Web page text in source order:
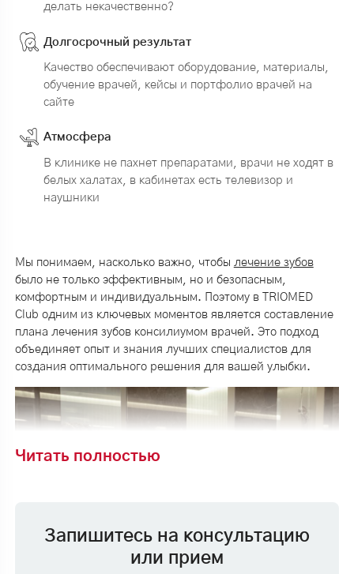
делать некачественно?
Долгосрочный результат
Качество обеспечивают оборудование, материалы,
обучение врачей, кейсы и портфолио врачей на
сайте
Атмосфера
В клинике не пахнет препаратами, врачи не ходят в
белых халатах, в кабинетах есть телевизор и
наушники
Мы понимаем, насколько важно, чтобы лечение зубов
было не только эффективным, но и безопасным,
комфортным и индивидуальным. Поэтому в TRIOMED
Club одним из ключевых моментов является составление
плана лечения зубов консилиумом врачей. Это подход
объединяет опыт и знания лучших специалистов для
создания оптимального решения для вашей улыбки.
Читать полностью
Запишитесь на консультацию
или прием